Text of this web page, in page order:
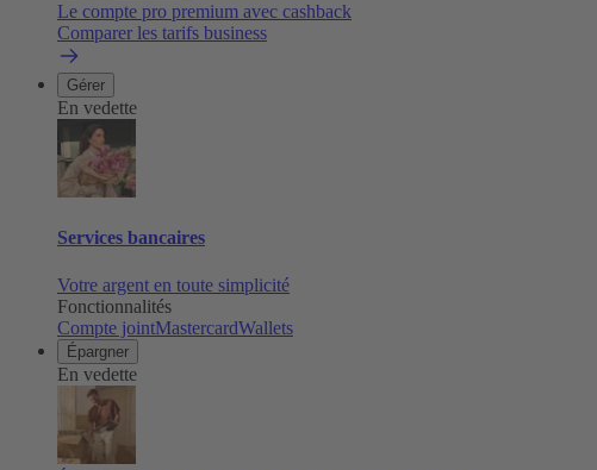
Le compte pro premium avec cashback
Comparer les tarifs business
Gérer
En vedette
Services bancaires
Votre argent en toute simplicité
Fonctionnalités
Compte jointMastercardWallets
Épargner
En vedette